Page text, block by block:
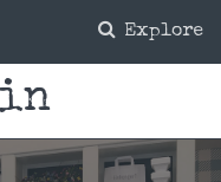
Explore